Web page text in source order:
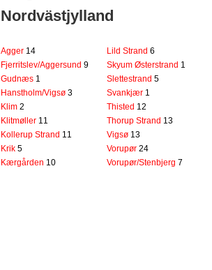
Nordvästjylland
Agger 14
Fjerritslev/Aggersund 9
Gudnæs 1
Hanstholm/Vigsø 3
Klim 2
Klitmøller 11
Kollerup Strand 11
Krik 5
Kærgården 10
Lild Strand6
Skyum Østerstrand 1
Slettestrand5
Svankjær 1
Thisted 12
Thorup Strand 13
Vigsø 13
Vorupør24
Vorupør/Stenbjerg7